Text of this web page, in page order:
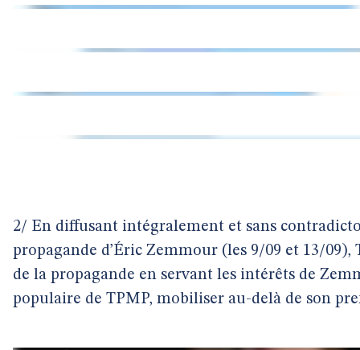
2/ En diffusant intégralement et sans
propagande d’Éric Zemmour (les 9/09 et 13/
de la propagande en servant les intérêts de
populaire de TPMP, mobiliser au-delà de son